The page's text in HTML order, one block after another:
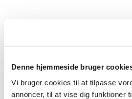
Denne hjemmeside bruger
Vi bruger cookies til at tilpasse
annoncer, til at vise dig funktioner